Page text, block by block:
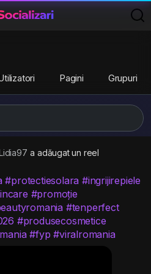
Pagini Grupuri
a adăugat un reel
#protectiesolara #ingrijirepiele
#promoție
#tenperfect
#produsecosmetice
#fyp #viralromania